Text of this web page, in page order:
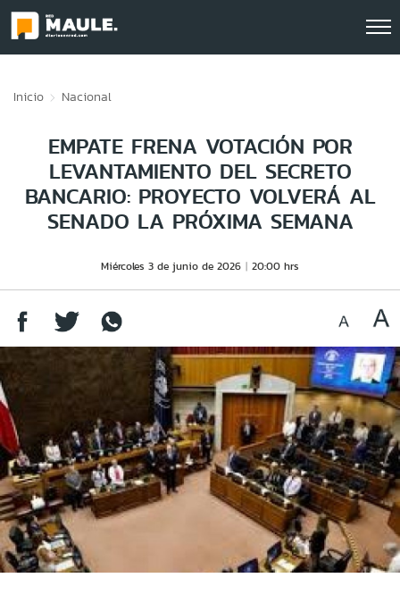
Inicio Nacional
EMPATE FRENA VOTACIÓN POR
LEVANTAMIENTO DEL SECRETO
BANCARIO: PROYECTO VOLVERÁ AL
SENADO LA PRÓXIMA SEMANA
Miércoles 3 de junio de 2026 20:00 hrs